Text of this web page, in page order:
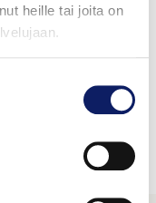
heille tai joita on